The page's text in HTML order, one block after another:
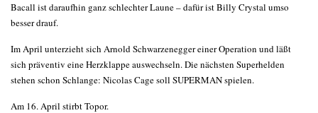
Bacall ist daraufhin ganz schlechter Laune – dafür ist Billy Crystal umso
besser drauf.
Im April unterzieht sich Arnold Schwarzenegger einer Operation und läßt
sich präventiv eine Herzklappe auswechseln. Die nächsten Superhelden
stehen schon Schlange: Nicolas Cage soll SUPERMAN spielen.
Am 16. April stirbt Topor.